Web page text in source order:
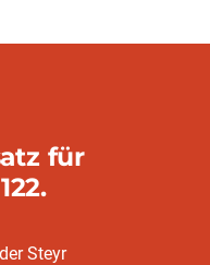
für
Steyr